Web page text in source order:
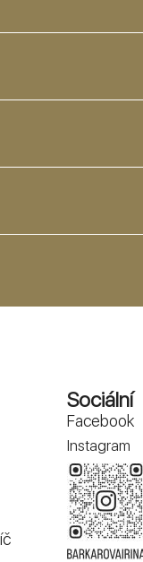
Sociální
Facebook
Instagram